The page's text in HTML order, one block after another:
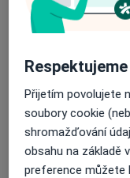
Recenze
Další
Přijetím povolujete
soubory cookie
shromažďování
obsahu na základě
preference můžete